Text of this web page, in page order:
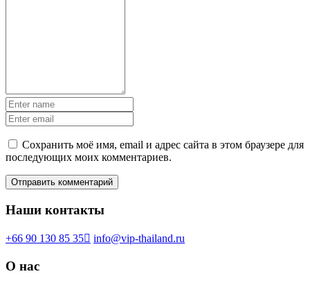
Сохранить моё имя, email и адрес сайта в этом браузере для
последующих моих комментариев.
Наши контакты
+66 90 130 85 35 info@vip-thailand.ru
О нас